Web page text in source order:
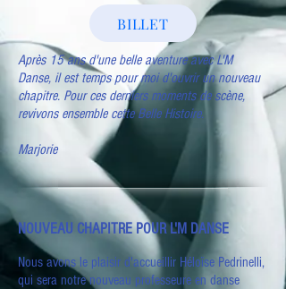
BILLET
Après 15 ans d'une belle aventure avec L'M
Danse, il est temps pour moi d'ouvrir un nouveau
chapitre. Pour ces derniers moments de scène,
revivons ensemble cette Belle Histoire.
Marjorie
NOUVEAU CHAPITRE POUR L'M DANSE
Nous avons le plaisir d'accueillir Héloïse Pedrinelli,
qui sera notre nouveau professeure en danse